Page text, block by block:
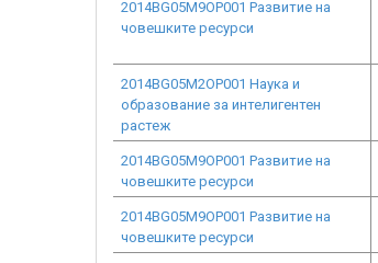
2014BG05M9OP001 Развитие на
човешките ресурси
2014BG05M2OP001 Наука и
образование за интелигентен
растеж
2014BG05M9OP001 Развитие на
човешките ресурси
2014BG05M9OP001 Развитие на
човешките ресурси